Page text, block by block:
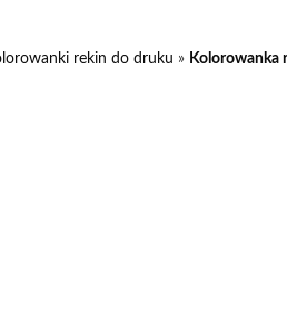
rekin do druku » Kolorowanka